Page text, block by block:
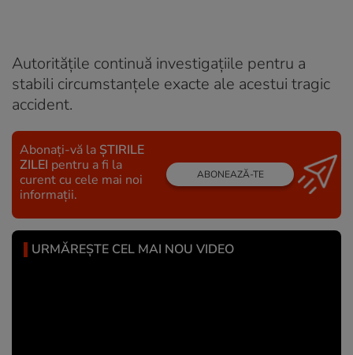
Autoritățile continuă investigațiile pentru a
stabili circumstanțele exacte ale acestui tragic
accident.
Abonați-vă la ȘTIRILE
ZILEI pentru a fi la
curent cu cele mai noi
informații.
ABONEAZĂ-TE
URMĂREȘTE CEL MAI NOU VIDEO